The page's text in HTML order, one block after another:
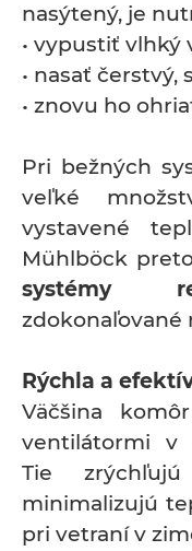
nasýtený, je
• vypustiť vlhký
• nasať čerstvý,
• znovu ho
Pri bežných
veľké
vystavené
Mühlböck
systémy
zdokonaľované
Rýchla a
Väčšina
ventilátormi v
Tie
minimalizujú
pri vetraní v